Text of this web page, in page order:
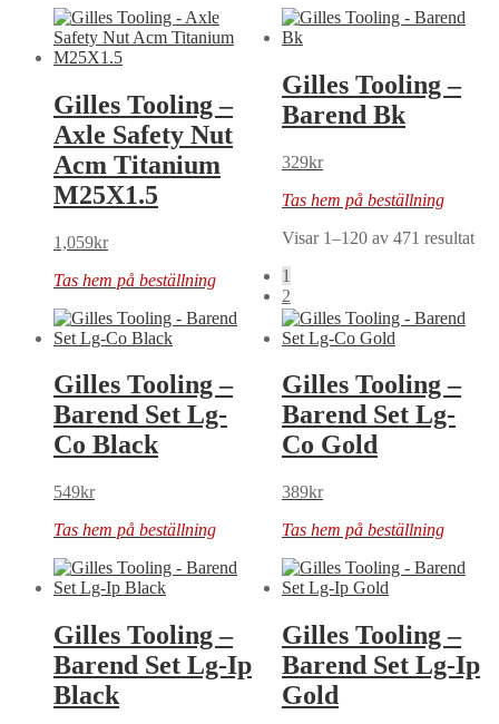
Gilles Tooling –
Axle Safety Nut
Acm Titanium
M25X1.5
1,059kr
Tas hem på beställning
Gilles Tooling –
Barend Bk
329kr
Tas hem på beställning
Gilles Tooling –
Barend Set Lg-
Co Black
549kr
Tas hem på beställning
Gilles Tooling –
Barend Set Lg-
Co Gold
389kr
Tas hem på beställning
Gilles Tooling –
Barend Set Lg-Ip
Black
Gilles Tooling –
Barend Set Lg-Ip
Gold
Visar 1–120 av 471 resultat
1
2